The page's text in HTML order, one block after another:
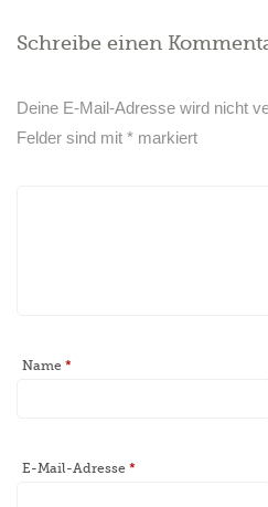
Schreibe einen
Deine E-Mail-Adresse wird nicht
Felder sind mit* markiert
Name*
E-Mail-Adresse*